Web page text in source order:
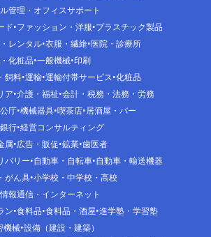
管理・オフィスサポート
ド ファッション・洋服 プラスチック製品
レンタル 衣服・繊維 医院・診療所
化粧品 一般機械 印刷
飼料 運輸 運輸付帯サービス 化粧品
ア 介護・福祉 会計・税務・法務・労務
庁 機械器具 喫茶店 居酒屋・バー
銀行 経営コンサルティング
属 広告・販促 鉱業 歯医者
バリー 自動車・自転車 自動車・輸送機器
がん具 小学校・中学校・高校
情報通信・インターネット
ン 食料品 食料品・酒屋 進学塾・学習塾
機械 設備（建設・建築）